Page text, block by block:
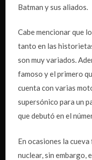
Batman y sus aliados.
Cabe mencionar que
tanto en las
son muy variados.
famoso y el primero
cuenta con varias
supersónico para un
que debutó en el
En ocasiones la
nuclear, sin embargo,